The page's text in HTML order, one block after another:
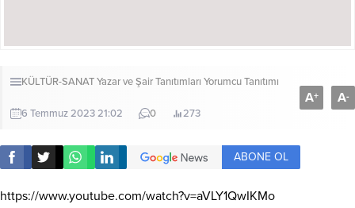
KÜLTÜR-SANATYazar ve Şair Tanıtımları Yorumcu Tanıtımı
6 Temmuz 2023 21:02 0 273
A+ A-
ABONE OL
https://www.youtube.com/watch?v=aVLY1QwIKMo